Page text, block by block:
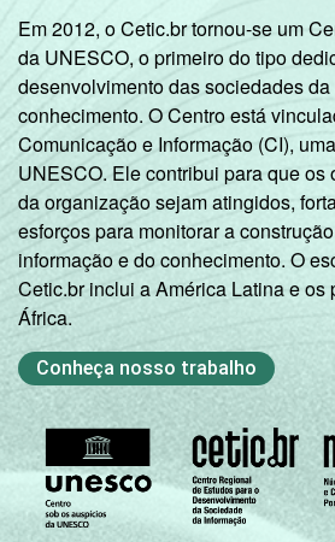
Em 2012, o Cetic.br tornou-se um
da UNESCO, o primeiro do tipo
desenvolvimento das sociedades
conhecimento. O Centro está
Comunicação e Informação (CI),
UNESCO. Ele contribui para que os
da organização sejam atingidos,
esforços para monitorar a
informação e do conhecimento. O
Cetic.br inclui a América Latina e os
África.
Conheça nosso trabalho